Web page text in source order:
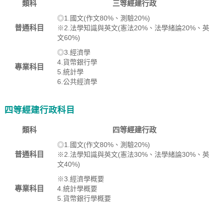
類科 三等經建行政
普通科目
◎1.國文(作文80%、測驗20%)
※2.法學知識與英文(憲法20%、法學緒論20%、英
文60%)
專業科目
◎3.經濟學
4.貨幣銀行學
5.統計學
6.公共經濟學
四等經建行政科目
類科 四等經建行政
普通科目
◎1.國文(作文80%、測驗20%)
※2.法學知識與英文(憲法30%、法學緒論30%、英
文40%)
專業科目
※3.經濟學概要
4.統計學概要
5.貨幣銀行學概要